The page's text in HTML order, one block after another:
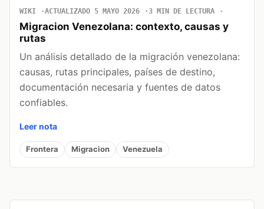
WIKI ACTUALIZADO 5 MAYO 2026 3 MIN DE LECTURA
Migracion Venezolana: contexto, causas y
rutas
Un análisis detallado de la migración venezolana:
causas, rutas principales, países de destino,
documentación necesaria y fuentes de datos
confiables.
Leer nota
Frontera Migracion Venezuela